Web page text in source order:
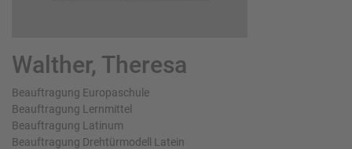
Walther, Theresa
Beauftragung Europaschule
Beauftragung Lernmittel
Beauftragung Latinum
Beauftragung Drehtürmodell Latein